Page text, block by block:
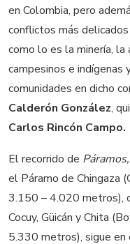
en Colombia, pero
conflictos más
como lo es la minería,
campesinos e
comunidades en dicho
Calderón González,
Carlos Rincón Campo.
El recorrido de
el Páramo de Chingaza
3.150 – 4.020 metros),
Cocuy, Güicán y Chita
5.330 metros), sigue